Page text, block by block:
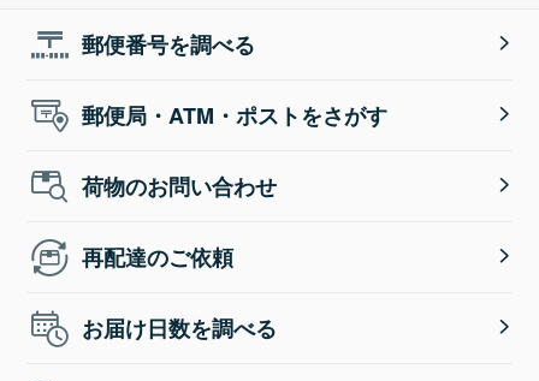
郵便番号を調べる
郵便局・ATM・ポストをさがす
荷物のお問い合わせ
再配達のご依頼
お届け日数を調べる